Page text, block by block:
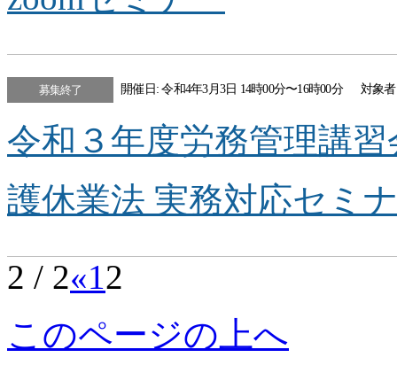
募集終了 開催日: 令和4年3月3日 14時00分〜16時00分 対象
令和３年度労務管理講
護休業法 実務対応セミ
2 / 2«12
このページの上へ